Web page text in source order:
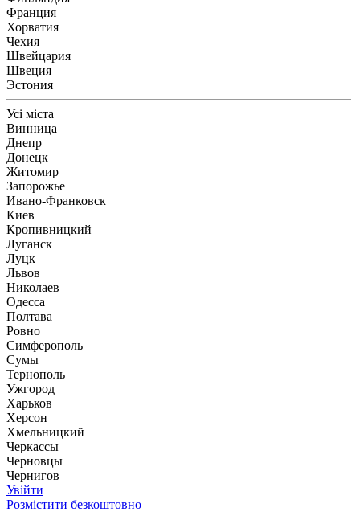
Франция
Хорватия
Чехия
Швейцария
Швеция
Эстония
Усі міста
Винница
Днепр
Донецк
Житомир
Запорожье
Ивано-Франковск
Киев
Кропивницкий
Луганск
Луцк
Львов
Николаев
Одесса
Полтава
Ровно
Симферополь
Сумы
Тернополь
Ужгород
Харьков
Херсон
Хмельницкий
Черкассы
Чернoвцы
Чернигов
Увійти
Розмістити безкоштовно